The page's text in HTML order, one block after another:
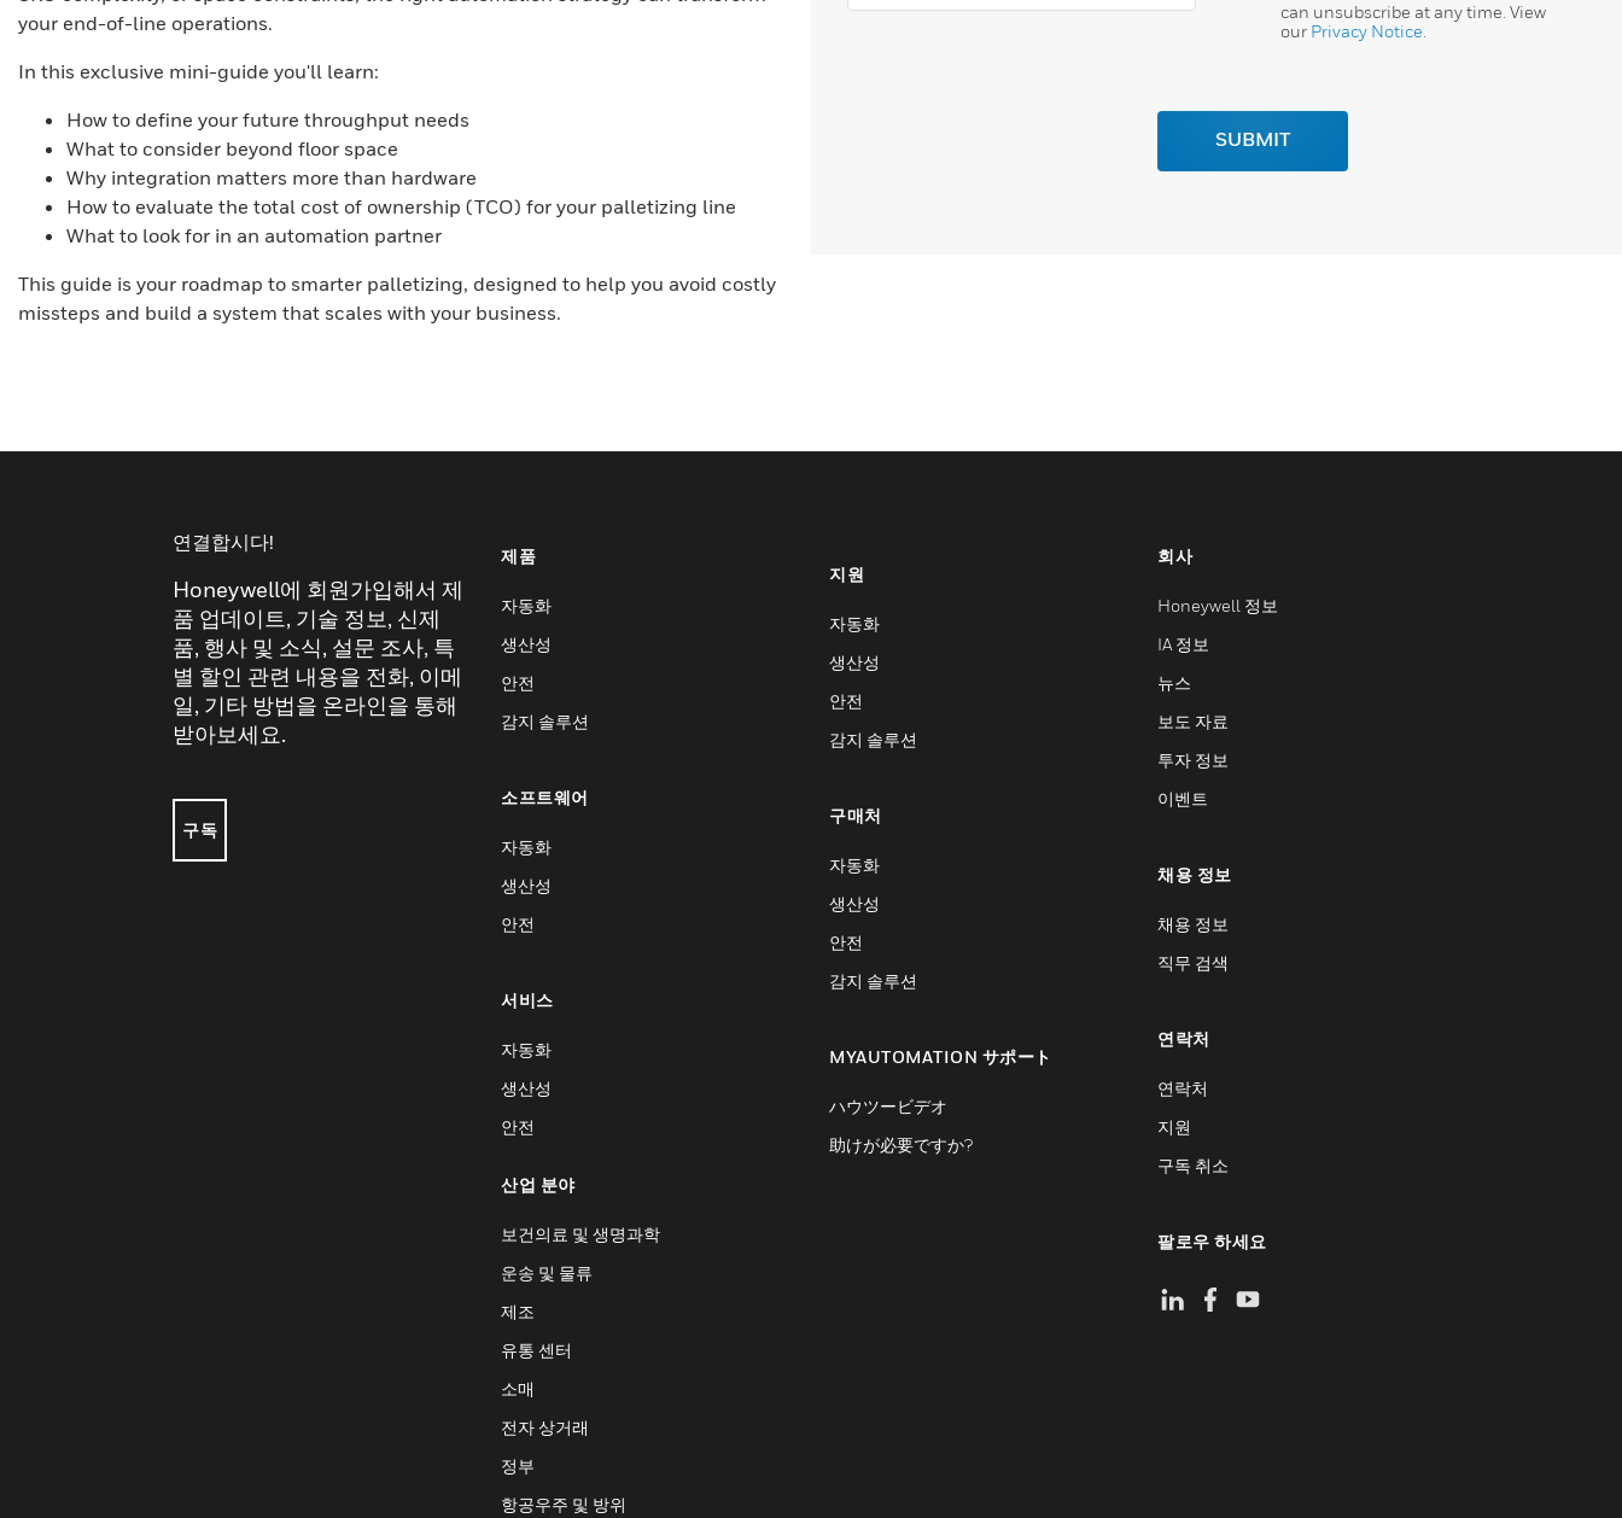
your end-of-line operations.
In this exclusive mini-guide you'll learn:
How to define your future throughput needs
What to consider beyond floor space
Why integration matters more than hardware
How to evaluate the total cost of ownership (TCO) for your palletizing line
What to look for in an automation partner
This guide is your roadmap to smarter palletizing, designed to help you avoid costly
missteps and build a system that scales with your business.
can unsubscribe at any time. View
our Privacy Notice
SUBMIT
연결합시다!
Honeywell에 회원가입해서 제
품 업데이트, 기술 정보, 신제
품, 행사 및 소식, 설문 조사, 특
별 할인 관련 내용을 전화, 이메
일, 기타 방법을 온라인을 통해
받아보세요.
구독
제품
자동화
생산성
안전
감지 솔루션
소프트웨어
자동화
생산성
안전
서비스
자동화
생산성
안전
산업 분야
보건의료 및 생명과학
운송 및 물류
제조
유통 센터
소매
전자 상거래
정부
항공우주 및 방위
지원
자동화
생산성
안전
감지 솔루션
구매처
자동화
생산성
안전
감지 솔루션
MYAUTOMATION サポート
ハウツービデオ
助けが必要ですか?
회사
Honeywell 정보
IA 정보
뉴스
보도 자료
투자 정보
이벤트
채용 정보
채용 정보
직무 검색
연락처
연락처
지원
구독 취소
팔로우 하세요